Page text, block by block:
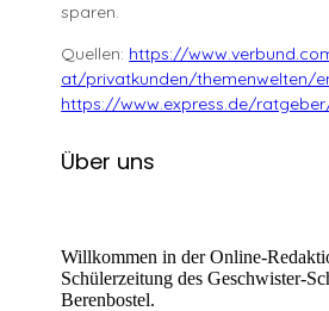
sparen.
Quellen: https://
at/privatkunden/themenwelten/
https://www.express.de/
Über uns
Willkommen in der Online-
Schülerzeitung des Geschwister-
Berenbostel.